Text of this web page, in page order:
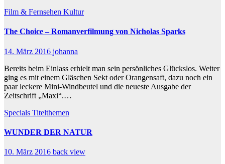
Film & Fernsehen Kultur
The Choice – Romanverfilmung von Nicholas Sparks
14. März 2016 johanna
Bereits beim Einlass erhielt man sein persönliches Glückslos. Weiter
ging es mit einem Gläschen Sekt oder Orangensaft, dazu noch ein
paar leckere Mini-Windbeutel und die neueste Ausgabe der
Zeitschrift „Maxi“.…
Specials Titelthemen
WUNDER DER NATUR
10. März 2016 back view